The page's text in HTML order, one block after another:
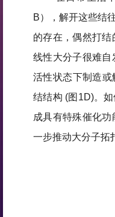
B），解开这些结
的存在，偶然打
线性大分子很难
活性状态下制造
结结构 (图1D)。
成具有特殊催化
一步推动大分子拓